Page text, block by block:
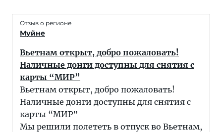
Отзыв о регионе
Муйне
Вьетнам открыт, добро пожаловать!
Наличные донги доступны для снятия с
карты “МИР”
Вьетнам открыт, добро пожаловать!
Наличные донги доступны для снятия с
карты “МИР”
Мы решили полететь в отпуск во Вьетнам,